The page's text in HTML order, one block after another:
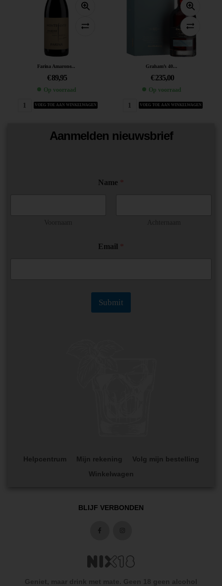
Farina Amarone...
€89,95
Op voorraad
VOEG TOE AAN WINKELWAGEN
Graham’s 40...
€ 235,00
Op voorraad
VOEG TOE AAN WINKELWAGEN
Aanmelden nieuwsbrief
*
Name
Email
Submit
Helpcentrum Mijn rekening
Volg mijn bestelling
Winkelwagen
BLIJF VERBONDEN
Geniet, maar drink met mate. Geen 18 geen alcohol